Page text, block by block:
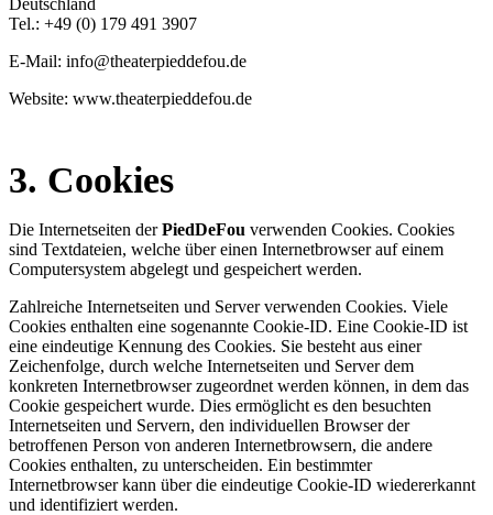
Deutschland
Tel.: +49 (0) 179 491 3907
E-Mail: info@theaterpieddefou.de
Website: www.theaterpieddefou.de
3. Cookies
Die Internetseiten derPiedDeFou verwenden Cookies. Cookies
sind Textdateien, welche über einen Internetbrowser auf einem
Computersystem abgelegt und gespeichert werden.
Zahlreiche Internetseiten und Server verwenden Cookies. Viele
Cookies enthalten eine sogenannte Cookie-ID. Eine Cookie-ID ist
eine eindeutige Kennung des Cookies. Sie besteht aus einer
Zeichenfolge, durch welche Internetseiten und Server dem
konkreten Internetbrowser zugeordnet werden können, in dem das
Cookie gespeichert wurde. Dies ermöglicht es den besuchten
Internetseiten und Servern, den individuellen Browser der
betroffenen Person von anderen Internetbrowsern, die andere
Cookies enthalten, zu unterscheiden. Ein bestimmter
Internetbrowser kann über die eindeutige Cookie-ID wiedererkannt
und identifiziert werden.